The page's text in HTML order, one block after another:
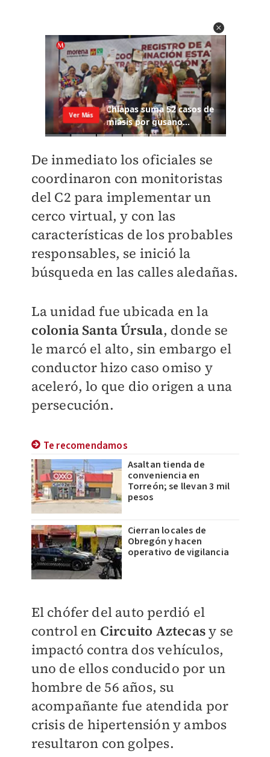
De inmediato los oficiales se
coordinaron con monitoristas
del C2 para implementar un
cerco virtual, y con las
características de los probables
responsables, se inició la
búsqueda en las calles aledañas.
La unidad fue ubicada en la
colonia Santa Úrsula, donde se
le marcó el alto, sin embargo el
conductor hizo caso omiso y
aceleró, lo que dio origen a una
persecución.
Te recomendamos
Asaltan tienda de
conveniencia en
Torreón; se llevan 3 mil
pesos
Cierran locales de
Obregón y hacen
operativo de vigilancia
El chófer del auto perdió el
control en Circuito Aztecasy se
impactó contra dos vehículos,
uno de ellos conducido por un
hombre de 56 años, su
acompañante fue atendida por
crisis de hipertensión y ambos
resultaron con golpes.